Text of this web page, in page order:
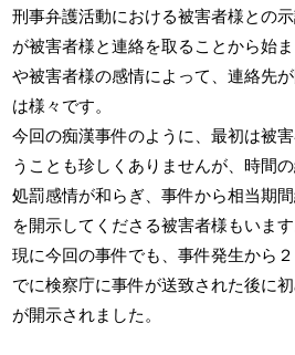
刑事弁護活動における被害者様との
が被害者様と連絡を取ることから始
や被害者様の感情によって、連絡先
は様々です。
今回の痴漢事件のように、最初は被
うことも珍しくありませんが、時間
処罰感情が和らぎ、事件から相当期
を開示してくださる被害者様もいます
現に今回の事件でも、事件発生から
でに検察庁に事件が送致された後に
が開示されました。